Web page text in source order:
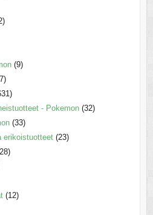
(9)
- Pokemon (32)
(33)
erikoistuotteet (23)
(12)